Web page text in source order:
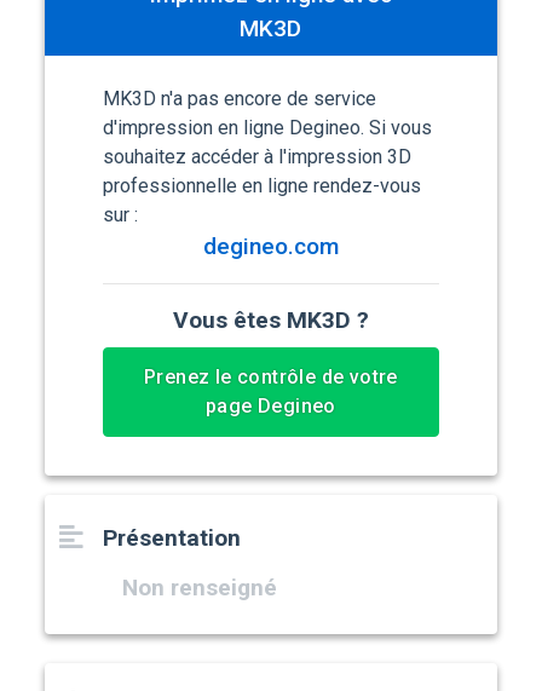
Présentation
Non renseigné
MK3D
MK3D n'a pas encore de service
d'impression en ligne Degineo. Si vous
souhaitez accéder à l'impression 3D
professionnelle en ligne rendez-vous
sur :
degineo.com
Vous êtes MK3D ?
Prenez le contrôle de votre
page Degineo